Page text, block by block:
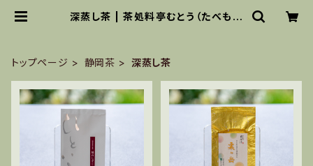
深蒸し茶 | 茶処料亭むとう（たべもの
トップページ 静岡茶 深蒸し茶